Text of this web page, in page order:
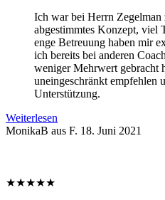
Ich war bei Herrn Zegelman
abgestimmtes Konzept, viel
enge Betreuung haben mir
ich bereits bei anderen
weniger Mehrwert gebracht
uneingeschränkt empfehlen
Unterstützung.
Weiterlesen
MonikaB aus F. 18. Juni 2021
★★★★★